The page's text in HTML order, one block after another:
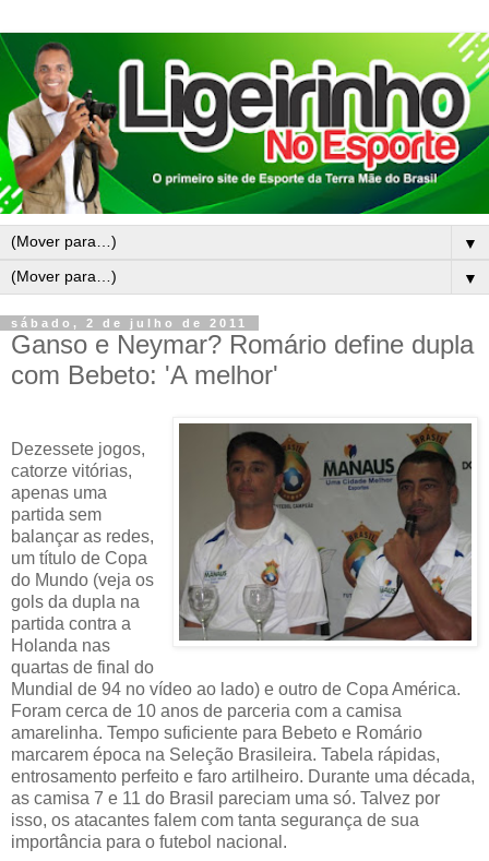
▼
▼
sábado, 2 de julho de 2011
Ganso e Neymar? Romário define dupla
com Bebeto: 'A melhor'
Dezessete jogos,
catorze vitórias,
apenas uma
partida sem
balançar as redes,
um título de Copa
do Mundo (veja os
gols da dupla na
partida contra a
Holanda nas
quartas de final do
Mundial de 94 no vídeo ao lado) e outro de Copa América.
Foram cerca de 10 anos de parceria com a camisa
amarelinha. Tempo suficiente para Bebeto e Romário
marcarem época na Seleção Brasileira. Tabela rápidas,
entrosamento perfeito e faro artilheiro. Durante uma década,
as camisa 7 e 11 do Brasil pareciam uma só. Talvez por
isso, os atacantes falem com tanta segurança de sua
importância para o futebol nacional.